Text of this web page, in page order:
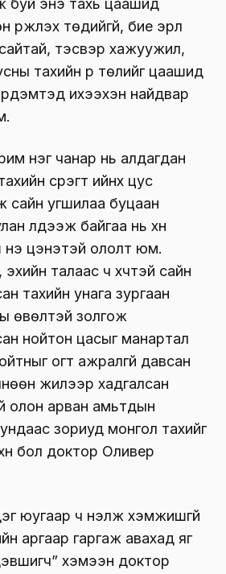
буй энэ тахь цаашид
төдийгүй, бие эрүүл
тэсвэр хажуужил,
тахийн үр төлийг цаашид
ихээхэн найдвар
нэг чанар нь алдагдан
сүрэгт ийнхүү цус
сайн угшилаа буцаан
үлдээж байгаа нь хүн
цэнэтэй ололт юм.
талаас ч хүчтэй сайн
тахийн унага зургаан
өвөлтэй золгож
нойтон цасыг манартал
огт ажралгүй давсан
жилээр хадгалсан
олон арван амьтдын
зориуд монгол тахийг
бол доктор Оливер
юугаар ч үнэлж хэмжишгүй
аргаар гаргаж авахад яг
хэмээн доктор